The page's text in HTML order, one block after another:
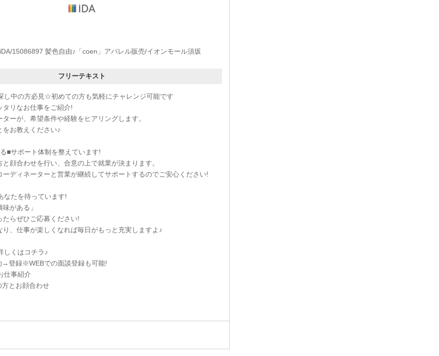
15086897 髪色自由♪「coen」アパレル販売/イオンモール須坂
フリーテキスト
し中の方必見☆初めての方も気軽にチャレンジ可能です
タリなお仕事をご紹介!
ーが、希望条件や経験をヒアリングします。
をお教えください♪
■サポート体制を整えています!
顔合わせを行い、合意の上で就業が決まります。
ーディネーターと営業が継続してサポートするのでご安心ください!
なたを待っています!
がある」
たらぜひご応募ください!
り、仕事が楽しくなれば毎日がもっと充実しますよ♪
しくはコチラ♪
→登録※WEBでの面談登録も可能!
仕事紹介
とお顔合わせ